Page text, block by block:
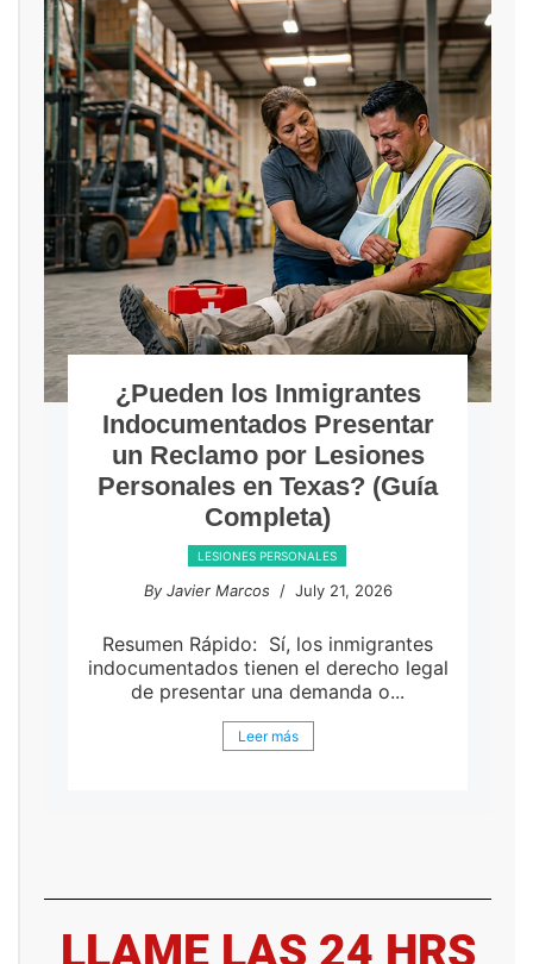
¿Pueden los Inmigrantes
Indocumentados Presentar
un Reclamo por Lesiones
Personales en Texas? (Guía
Completa)
LESIONES PERSONALES
By Javier Marcos/ July 21, 2026
Resumen Rápido: Sí, los inmigrantes
indocumentados tienen el derecho legal
de presentar una demanda o...
Leer más
LLAME LAS 24 HRS